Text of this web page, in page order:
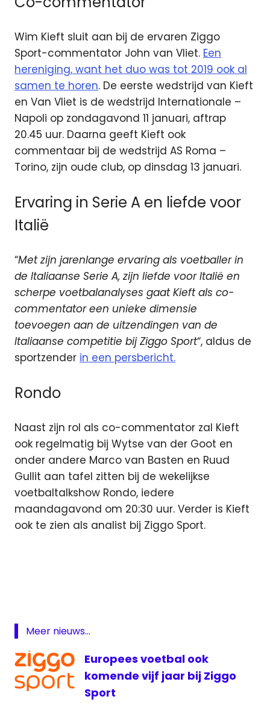
Wim Kieft sluit aan bij de ervaren Ziggo
Sport-commentator John van Vliet. Een
hereniging, want het duo was tot 2019 ook al
samen te horen. De eerste wedstrijd van Kieft
en Van Vliet is de wedstrijd Internationale –
Napoli op zondagavond 11 januari, aftrap
20.45 uur. Daarna geeft Kieft ook
commentaar bij de wedstrijd AS Roma –
Torino, zijn oude club, op dinsdag 13 januari.
Ervaring in Serie A en liefde voor
Italië
“Met zijn jarenlange ervaring als voetballer in
de Italiaanse Serie A, zijn liefde voor Italië en
scherpe voetbalanalyses gaat Kieft als co-
commentator een unieke dimensie
toevoegen aan de uitzendingen van de
Italiaanse competitie bij Ziggo Sport“, aldus de
sportzender in een persbericht.
Rondo
Naast zijn rol als co-commentator zal Kieft
ook regelmatig bij Wytse van der Goot en
onder andere Marco van Basten en Ruud
Gullit aan tafel zitten bij de wekelijkse
voetbaltalkshow Rondo, iedere
maandagavond om 20:30 uur. Verder is Kieft
ook te zien als analist bij Ziggo Sport.
Wim
Ziggo
Sport
Meer nieuws...
Europees voetbal ook
komende vijf jaar bij Ziggo
Sport